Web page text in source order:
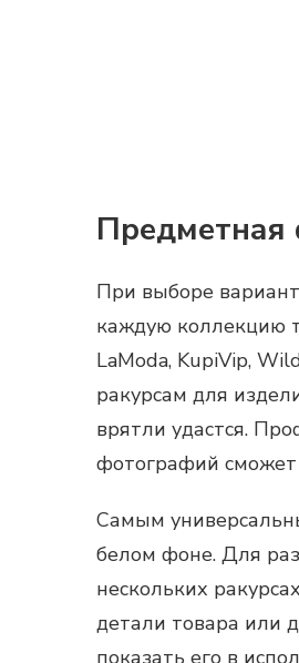
Предметная
При выборе
каждую коллекцию
LaModa, KupiVip,
ракурсам для
врятли удастся.
фотографий сможет
Самым
белом фоне. Для
нескольких
детали товара или
показать его в